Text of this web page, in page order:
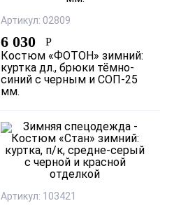
Артикул: 02809
6 030 Р
Костюм «ФОТОН» зимний:
куртка дл., брюки тёмно-
синий с черным и СОП-25
мм.
Артикул: 103421